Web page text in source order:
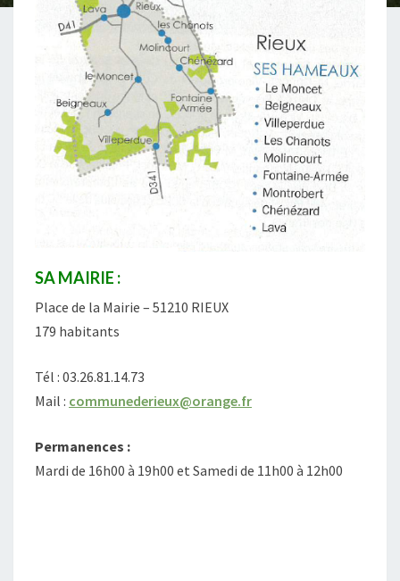
SA MAIRIE :
Place de la Mairie – 51210 RIEUX
179 habitants
Tél : 03.26.81.14.73
Mail : communederieux@orange.fr
Permanences :
Mardi de 16h00 à 19h00 et Samedi de 11h00 à 12h00